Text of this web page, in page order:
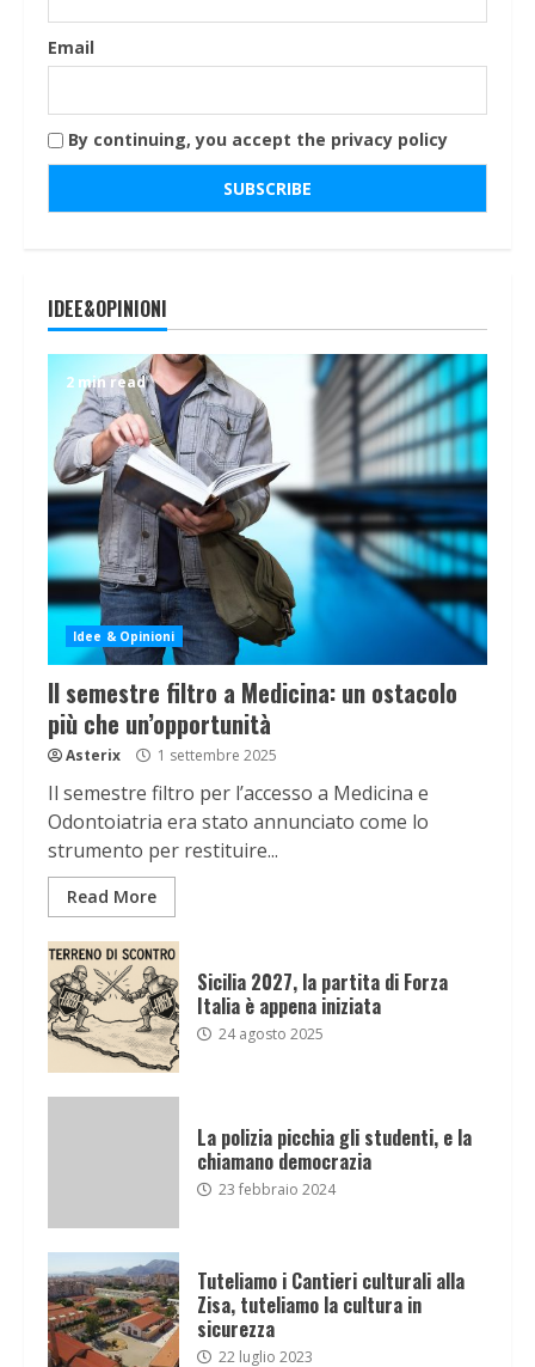
Email
By continuing, you accept the privacy policy
IDEE&OPINIONI
2 min read
Idee & Opinioni
Il semestre filtro a Medicina: un ostacolo
più che un’opportunità
Asterix 1 settembre 2025
Il semestre filtro per l’accesso a Medicina e
Odontoiatria era stato annunciato come lo
strumento per restituire...
Read More
Sicilia 2027, la partita di Forza
Italia è appena iniziata
24 agosto 2025
La polizia picchia gli studenti, e la
chiamano democrazia
23 febbraio 2024
Tuteliamo i Cantieri culturali alla
Zisa, tuteliamo la cultura in
sicurezza
22 luglio 2023